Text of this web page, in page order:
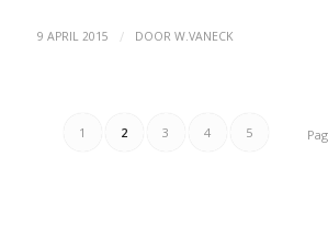
9 APRIL 2015 / DOOR W.VANECK
1 2 3 4 5